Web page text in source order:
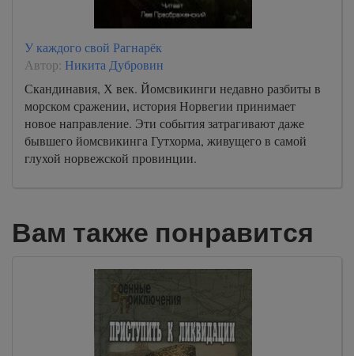
У каждого свой Рагнарёк
Автор: Никита Дубровин
Скандинавия, Х век. Йомсвикинги недавно разбиты в
морском сражении, история Норвегии принимает
новое направление. Эти события затрагивают даже
бывшего йомсвикинга Гутхорма, живущего в самой
глухой норвежской провинции.
Вам также понравится